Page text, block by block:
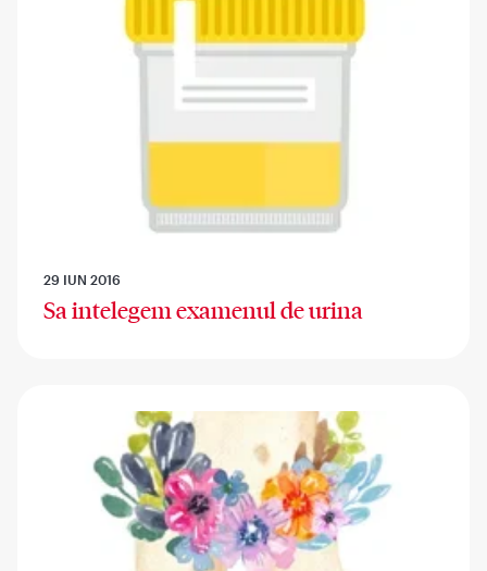
29 IUN 2016
Sa intelegem examenul de urina